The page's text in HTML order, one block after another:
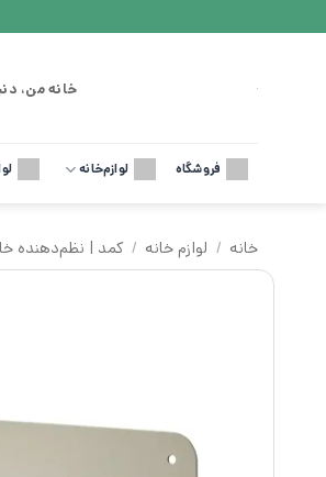
to
خانه من،
فروشگاه لوازم‌خانه
خانه / لوازم خانه / کمد | نظم‌دهنده